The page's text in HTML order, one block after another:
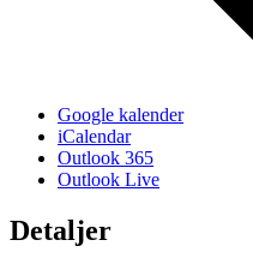
Google kalender
iCalendar
Outlook 365
Outlook Live
Detaljer